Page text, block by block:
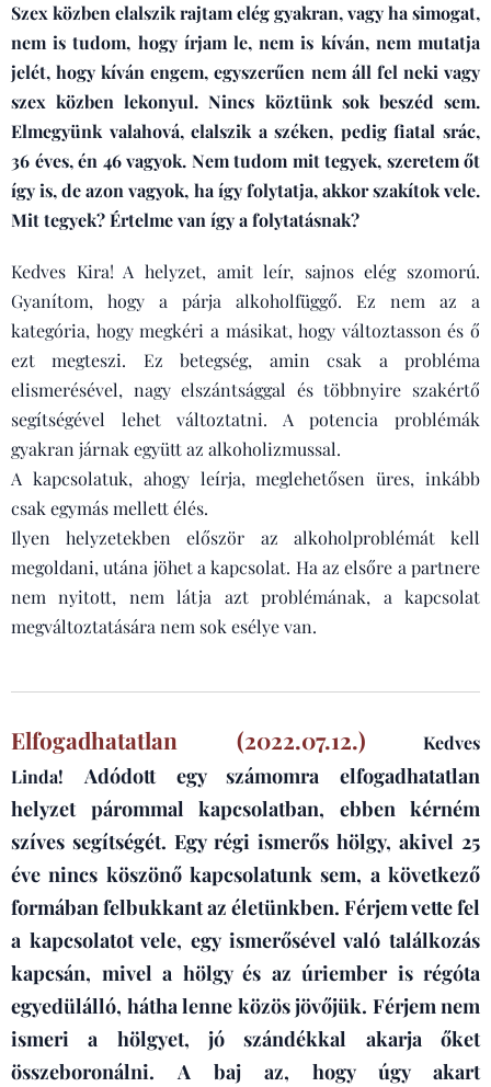
Szex közben elalszik rajtam elég gyakran, vagy ha simogat,
nem is tudom, hogy írjam le, nem is kíván, nem mutatja
jelét, hogy kíván engem, egyszerűen nem áll fel neki vagy
szex közben lekonyul. Nincs köztünk sok beszéd sem.
Elmegyünk valahová, elalszik a széken, pedig fiatal srác,
36 éves, én 46 vagyok. Nem tudom mit tegyek, szeretem őt
így is, de azon vagyok, ha így folytatja, akkor szakítok vele.
Mit tegyek? Értelme van így a folytatásnak?
Kedves Kira! A helyzet, amit leír, sajnos elég szomorú.
Gyanítom, hogy a párja alkoholfüggő. Ez nem az a
kategória, hogy megkéri a másikat, hogy változtasson és ő
ezt megteszi. Ez betegség, amin csak a probléma
elismerésével, nagy elszántsággal és többnyire szakértő
segítségével lehet változtatni. A potencia problémák
gyakran járnak együtt az alkoholizmussal.
A kapcsolatuk, ahogy leírja, meglehetősen üres, inkább
csak egymás mellett élés.
Ilyen helyzetekben először az alkoholproblémát kell
megoldani, utána jöhet a kapcsolat. Ha az elsőre a partnere
nem nyitott, nem látja azt problémának, a kapcsolat
megváltoztatására nem sok esélye van.
Elfogadhatatlan (2022.07.12.) Kedves
Linda!Adódott egy számomra elfogadhatatlan
helyzet párommal kapcsolatban, ebben kérném
szíves segítségét. Egy régi ismerős hölgy, akivel 25
éve nincs köszönő kapcsolatunk sem, a következő
formában felbukkant az életünkben. Férjem vette fel
a kapcsolatot vele, egy ismerősével való találkozás
kapcsán, mivel a hölgy és az úriember is régóta
egyedülálló, hátha lenne közös jövőjük. Férjem nem
ismeri a hölgyet, jó szándékkal akarja őket
összeboronálni.A baj az, hogy úgy akart